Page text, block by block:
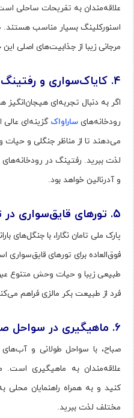
علاقه‌مندان به تفریحات ساحلی
اسنورکلینگ بسیار مناسب
مرجانی زیبا از جذابیت‌های اصلی
۴.کایاک‌سواری و
اگر به دنبال تجربه‌ای
رودخانه‌هایساراواک گزینه‌ای
می‌دهند تا از مناظر جنگلی و
لذت ببرید. رفتینگ در
و آدرنالین خواهد بود.
۵. تورهای قایق‌سواری در
پارک ملی تامان نگارا، با جنگل‌های
فوق‌العاده برای تورهای قایق‌سواری
طبیعی زیبا و حیات وحش متنوع
فرد از طبیعت بکر مالزی فراهم
۶. ماهیگیری در سواحل
صباح، با سواحل طولانی و
علاقه‌مندان به ماهیگیری است.
کنید و به همراه راهنمایان
مختلف لذت ببرید.